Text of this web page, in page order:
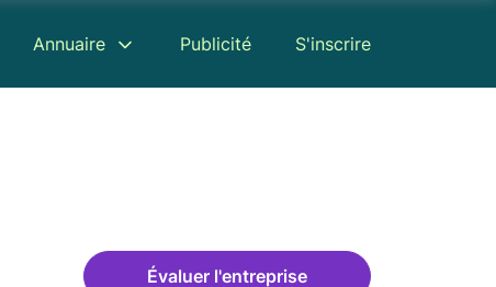
Annuaire Publicité S'inscrire
Évaluer l'entreprise